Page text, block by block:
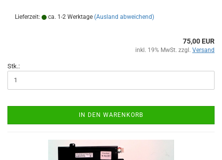
Lieferzeit: ca. 1-2 Werktage (Ausland abweichend)
75,00 EUR
inkl. 19% MwSt. zzgl. Versand
Stk.:
IN DEN WARENKORB